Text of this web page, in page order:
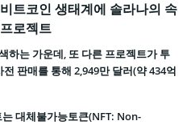
트코인 생태계에 솔라나의 속
로젝트
하는 가운데, 또 다른 프로젝트가 투
판매를 통해 2,949만 달러(약 434억
대체불가능토큰(NFT: Non-